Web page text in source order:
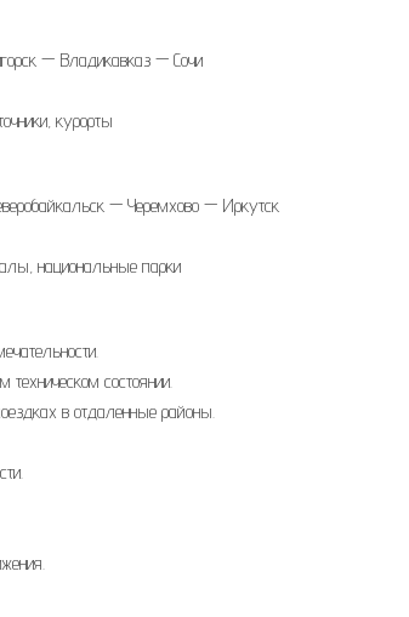
— Владикавказ — Сочи
курорты
— Черемхово — Иркутск
национальные парки
состоянии.
в отдаленные районы.